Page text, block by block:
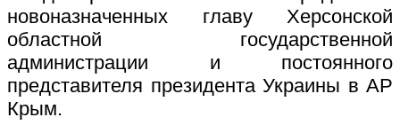
новоназначенных главу Херсонской
областной государственной
администрации и постоянного
представителя президента Украины в АР
Крым.